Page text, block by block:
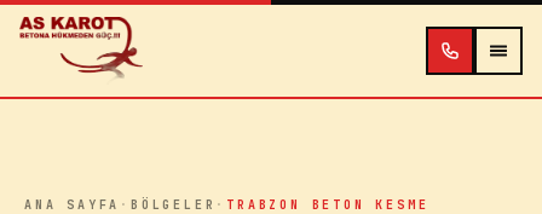
İçeriğe atla
ANA SAYFA ·BÖLGELER · TRABZON BETON KESME